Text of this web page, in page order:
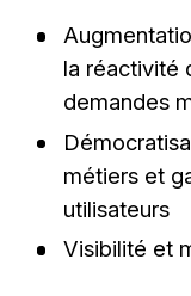
la réactivité
demandes
métiers et
utilisateurs
Visibilité et